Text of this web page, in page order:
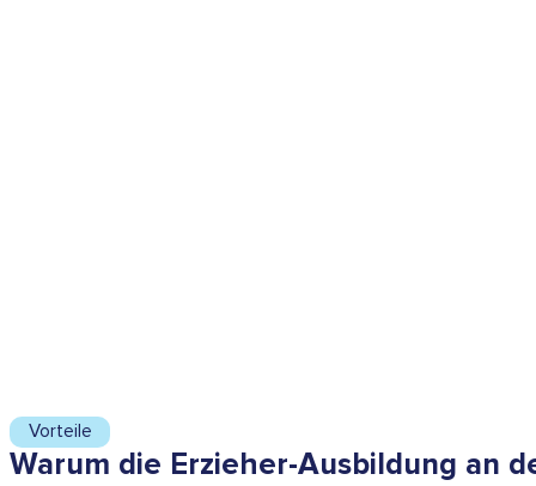
Vorteile
Warum die Erzieher-Ausbildung an